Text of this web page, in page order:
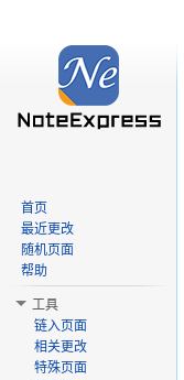
首页
最近更改
随机页面
帮助
工具
链入页面
相关更改
特殊页面